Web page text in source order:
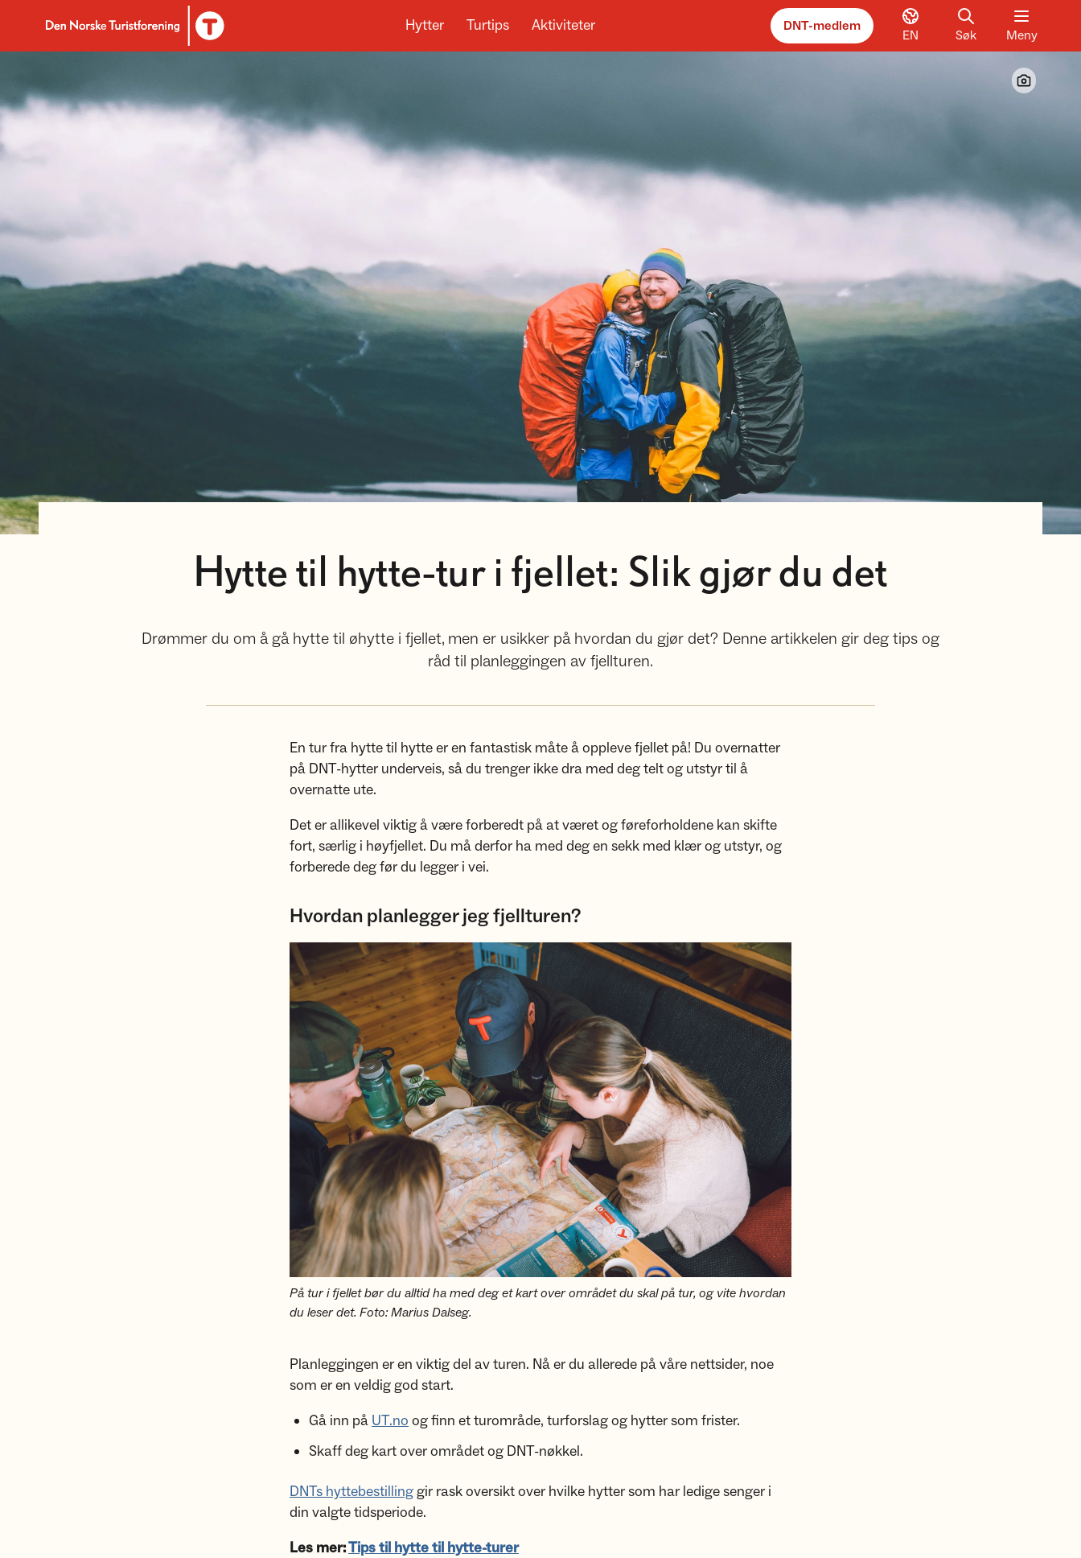
Til DNT.no forside
Hytter Turtips Aktiviteter DNT-medlem
EN Søk Meny
Hytte til hytte-tur i fjellet: Slik gjør du det
Drømmer du om å gå hytte til øhytte i fjellet, men er usikker på hvordan du gjør det? Denne artikkelen gir deg tips og
råd til planleggingen av fjellturen.
En tur fra hytte til hytte er en fantastisk måte å oppleve fjellet på! Du overnatter
på DNT-hytter underveis, så du trenger ikke dra med deg telt og utstyr til å
overnatte ute.
Det er allikevel viktig å være forberedt på at været og føreforholdene kan skifte
fort, særlig i høyfjellet. Du må derfor ha med deg en sekk med klær og utstyr, og
forberede deg før du legger i vei.
Hvordan planlegger jeg fjellturen?
På tur i fjellet bør du alltid ha med deg et kart over området du skal på tur, og vite hvordan
du leser det. Foto: Marius Dalseg.
Planleggingen er en viktig del av turen. Nå er du allerede på våre nettsider, noe
som er en veldig god start.
Gå inn på UT.no og finn et turområde, turforslag og hytter som frister.
Skaff deg kart over området og DNT-nøkkel.
DNTs hyttebestillinggir rask oversikt over hvilke hytter som har ledige senger i
din valgte tidsperiode.
Les mer:Tips til hytte til hytte-turer